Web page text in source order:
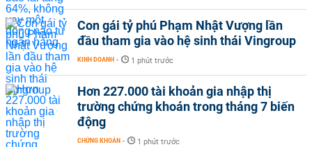
Con gái tỷ phú Phạm Nhật Vượng lần
đầu tham gia vào hệ sinh thái Vingroup
KINH DOANH - 1 phút trước
Hơn 227.000 tài khoản gia nhập thị
trường chứng khoán trong tháng 7 biến
động
CHỨNG KHOÁN - 1 phút trước